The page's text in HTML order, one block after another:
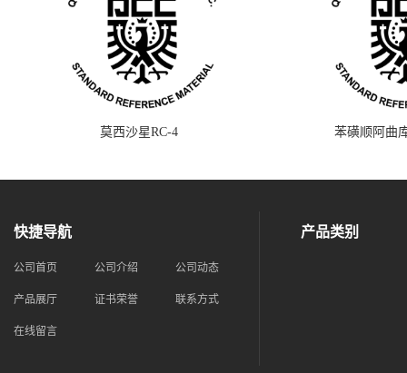
莫西沙星RC-4 苯磺顺阿曲
快捷导航
公司首页 公司介绍 公司动态
产品展厅 证书荣誉 联系方式
在线留言
产品类别